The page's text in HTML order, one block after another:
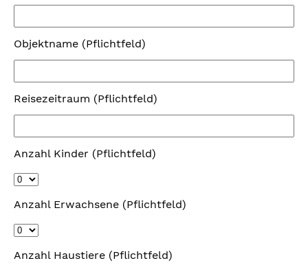
Objektname (Pflichtfeld)
Reisezeitraum (Pflichtfeld)
Anzahl Kinder (Pflichtfeld)
Anzahl Erwachsene (Pflichtfeld)
Anzahl Haustiere (Pflichtfeld)